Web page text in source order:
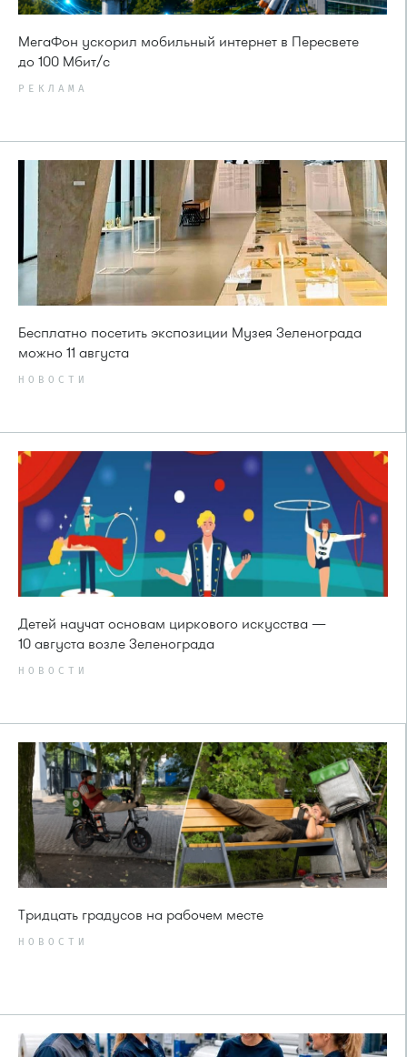
МегаФон ускорил мобильный интернет в Пересвете
до 100 Мбит/с
РЕКЛАМА
Бесплатно посетить экспозиции Музея Зеленограда
можно 11 августа
НОВОСТИ
Детей научат основам циркового искусства —
10 августа возле Зеленограда
НОВОСТИ
Тридцать градусов на рабочем месте
НОВОСТИ